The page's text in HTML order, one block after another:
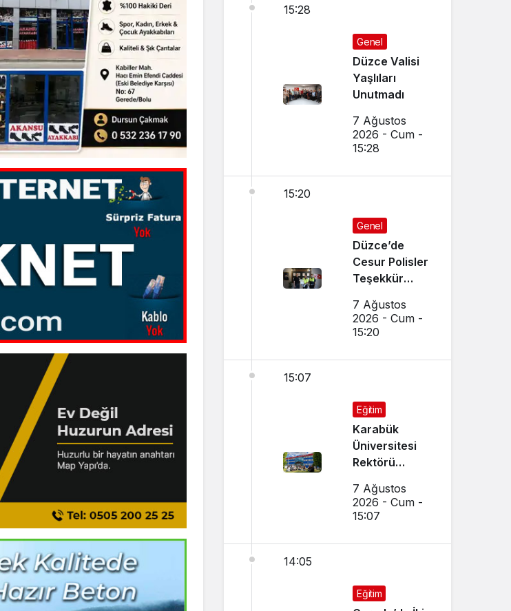
15:28
Genel
Düzce Valisi
Yaşlıları
Unutmadı
7 Ağustos
2026 - Cum -
15:28
15:20
Genel
Düzce’de
Cesur Polisler
Teşekkür
7 Ağustos
2026 - Cum -
15:20
15:07
Eğitim
Karabük
Üniversitesi
Rektörü
Aday
Öğrencilere
7 Ağustos
2026 - Cum -
15:07
14:05
Eğitim